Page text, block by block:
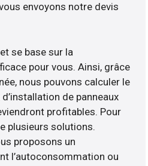
envoyons notre devis
se base sur la
pour vous. Ainsi, grâce
nous pouvons calculer le
de panneaux
profitables. Pour
plusieurs solutions.
proposons un
l’autoconsommation ou